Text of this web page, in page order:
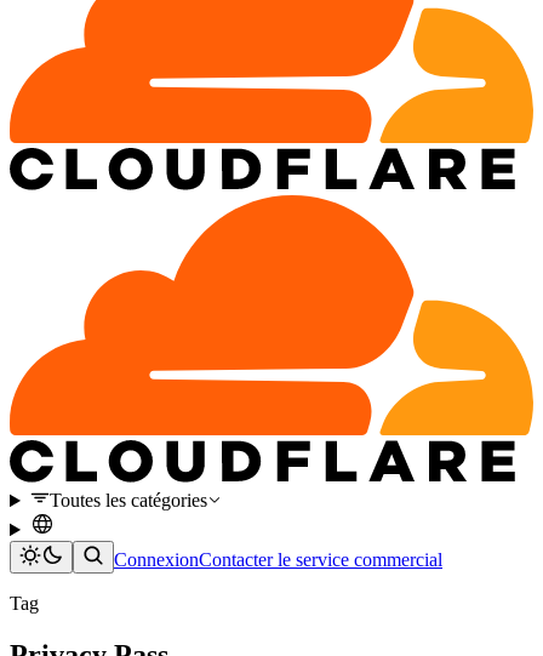
Toutes les catégories
ConnexionContacter le service commercial
Tag